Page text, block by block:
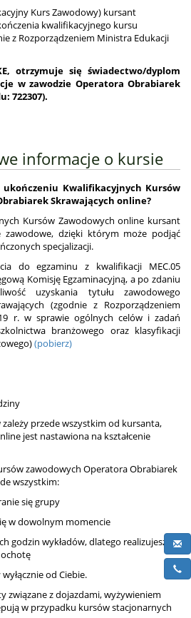
Kurs Zawodowy) kursant
kwalifikacyjnego kursu
z Rozporządzeniem Ministra Edukacji
otrzymuje się świadectwo/dyplom
w zawodzie Operatora Obrabiarek
722307).
informacje o kursie
ukończeniu Kwalifikacyjnych Kursów
Skrawających online?
Kursów Zawodowych online kursant
zawodowe, dzięki którym może podjąć
specjalizacji.
do egzaminu z kwalifikacji MEC.05
Komisję Egzaminacyjną, a po zdaniu
uzyskania tytułu zawodowego
(zgodnie z Rozporządzeniem
r. w sprawie ogólnych celów i zadań
branżowego oraz klasyfikacji
(pobierz)
przede wszystkim od kursanta,
jest nastawiona na kształcenie
zawodowych Operatora Obrabiarek
wszystkim:
się grupy
w dowolnym momencie
godzin wykładów, dlatego realizujesz
ochotę
od Ciebie.
związane z dojazdami, wyżywieniem
w przypadku kursów stacjonarnych